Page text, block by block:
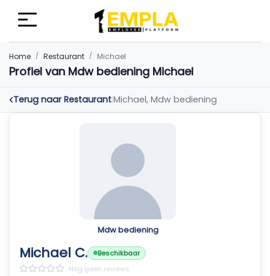
Home Restaurant Michael
Profiel van Mdw bediening Michael
Terug naar Restaurant|Michael, Mdw bediening
Mdw bediening
Michael C.
Beschikbaar
Nog geen reviews